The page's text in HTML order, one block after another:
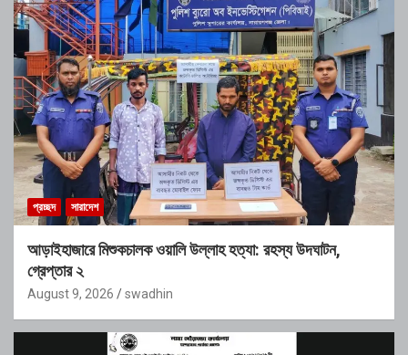
প্রচ্ছদ সারাদেশ
আড়াইহাজারে মিশুকচালক ওয়ালি উল্লাহ হত্যা: রহস্য উদঘাটন,
গ্রেপ্তার ২
August 9, 2026 swadhin